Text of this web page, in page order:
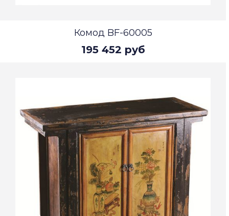
Комод BF-60005
195 452 руб